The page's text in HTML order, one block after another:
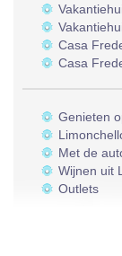
Casa
Casa
Genieten
Met de
Wijnen uit
Outlets